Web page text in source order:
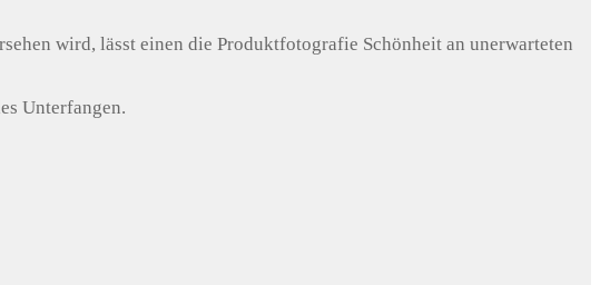
wird, lässt einen die Produktfotografie Schönheit an unerwarteten
Unterfangen.